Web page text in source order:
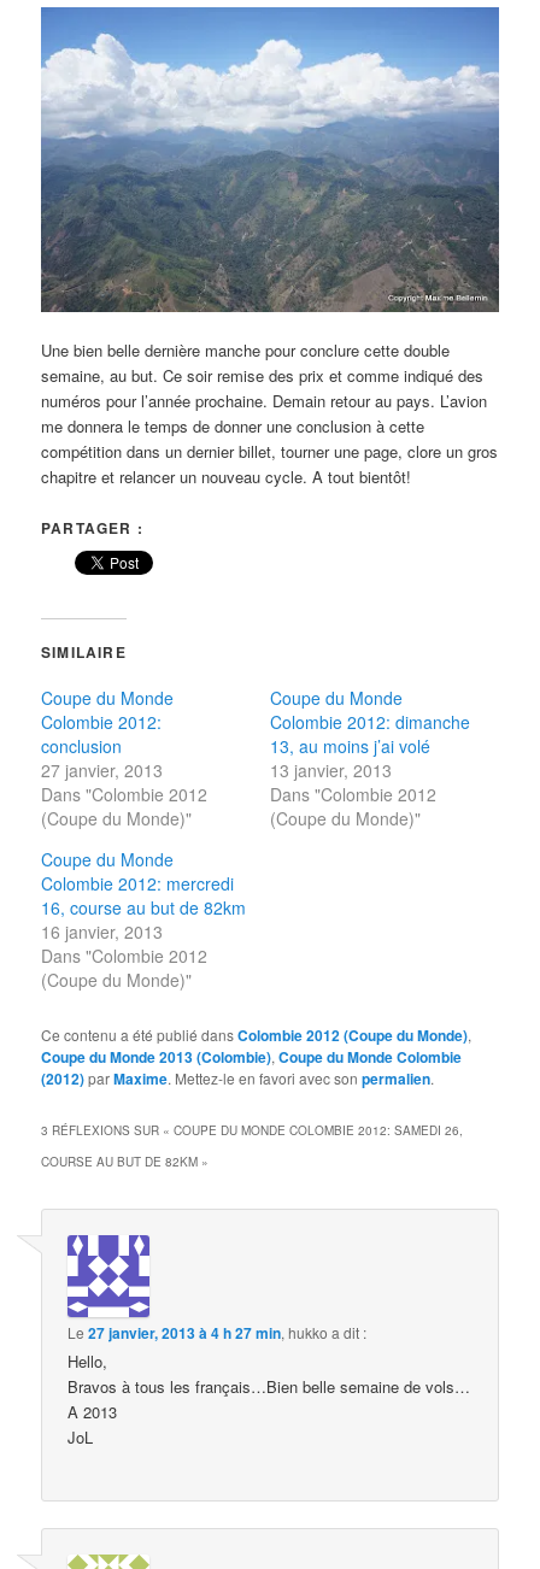
Une bien belle dernière manche pour conclure cette double
semaine, au but. Ce soir remise des prix et comme indiqué des
numéros pour l’année prochaine. Demain retour au pays. L’avion
me donnera le temps de donner une conclusion à cette
compétition dans un dernier billet, tourner une page, clore un gros
chapitre et relancer un nouveau cycle. A tout bientôt!
PARTAGER :
SIMILAIRE
Coupe du Monde
Colombie 2012:
conclusion
27 janvier, 2013
Dans "Colombie 2012
(Coupe du Monde)"
Coupe du Monde
Colombie 2012: dimanche
13, au moins j’ai volé
13 janvier, 2013
Dans "Colombie 2012
(Coupe du Monde)"
Coupe du Monde
Colombie 2012: mercredi
16, course au but de 82km
16 janvier, 2013
Dans "Colombie 2012
(Coupe du Monde)"
Ce contenu a été publié dansColombie 2012 (Coupe du Monde),
Coupe du Monde 2013 (Colombie),Coupe du Monde Colombie
(2012)parMaxime. Mettez-le en favori avec sonpermalien.
3 RÉFLEXIONS SUR «COUPE DU MONDE COLOMBIE 2012: SAMEDI 26,
COURSE AU BUT DE 82KM »
Le27 janvier, 2013 à 4 h 27 min,hukko a dit :
Hello,
Bravos à tous les français…Bien belle semaine de vols…
A 2013
JoL